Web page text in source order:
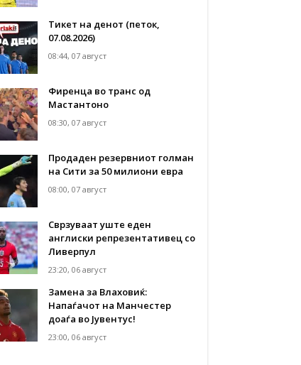
Тикет на денот (петок,
07.08.2026)
08:44, 07 август
Фиренца во транс од
Мастантоно
08:30, 07 август
Продаден резервниот голман
на Сити за 50 милиони евра
08:00, 07 август
Сврзуваат уште еден
англиски репрезентативец со
Ливерпул
23:20, 06 август
Замена за Влаховиќ:
Напаѓачот на Манчестер
доаѓа во Јувентус!
23:00, 06 август